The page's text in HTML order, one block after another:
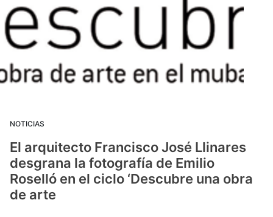
NOTICIAS
El arquitecto Francisco José Llinares
desgrana la fotografía de Emilio
Roselló en el ciclo ‘Descubre una obra
de arte